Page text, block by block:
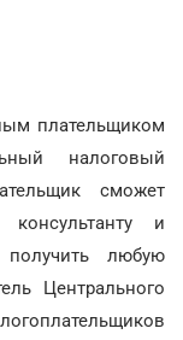
плательщиком
налоговый
сможет
и
любую
Центрального